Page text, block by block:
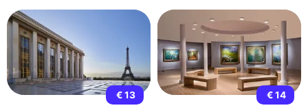
€ 13 € 14